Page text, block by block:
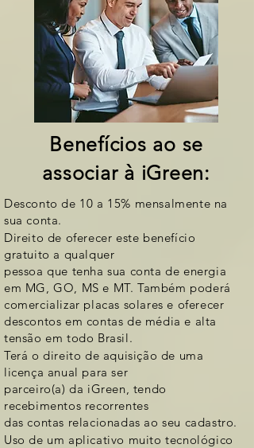
Benefícios ao se
associar à iGreen:
Desconto de 10 a 15% mensalmente na
sua conta.
Direito de oferecer este benefício
gratuito a qualquer
pessoa que tenha sua conta de energia
em MG, GO, MS e MT. Também poderá
comercializar placas solares e oferecer
descontos em contas de média e alta
tensão em todo Brasil.
Terá o direito de aquisição de uma
licença anual para ser
parceiro(a) da iGreen, tendo
recebimentos recorrentes
das contas relacionadas ao seu cadastro.
Uso de um aplicativo muito tecnológico